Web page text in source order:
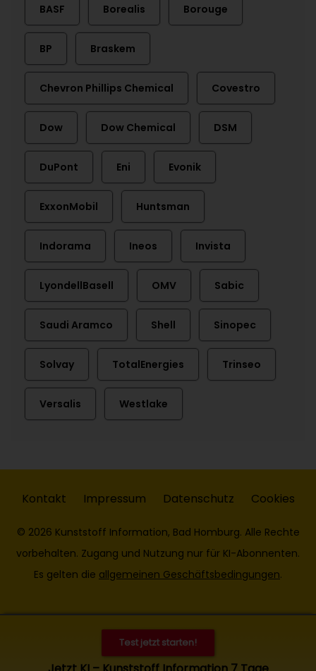
BASF Borealis Borouge
BP Braskem
Chevron Phillips Chemical Covestro
Dow Dow Chemical DSM
DuPont Eni Evonik
ExxonMobil Huntsman
Indorama Ineos Invista
LyondellBasell OMV Sabic
Saudi Aramco Shell Sinopec
Solvay TotalEnergies Trinseo
Versalis Westlake
Test jetzt starten!
Kontakt Impressum Datenschutz Cookies
© 2026 Kunststoff Information, Bad Homburg. Alle Rechte
vorbehalten. Zugang und Nutzung nur für KI-Abonnenten.
Es gelten die allgemeinen Geschäftsbedingungen.